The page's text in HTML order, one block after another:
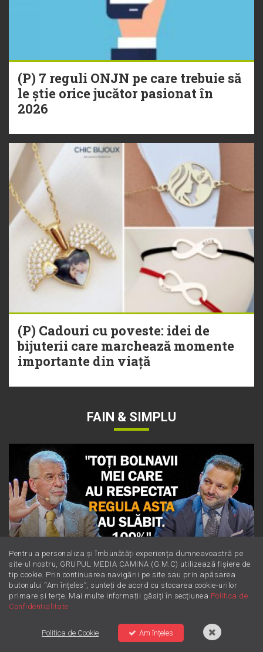
(P) 7 reguli ONJN pe care trebuie să
le știe orice jucător pasionat în
2026
(P) Cadouri cu poveste: idei de
bijuterii care marchează momente
importante din viață
FAIN & SIMPLU
Dieta Cerin: cum să slăbești sănătos
Pentru a personaliza și îmbunătăți experiența dumneavoastră pe
site-ul nostru, GRUPUL MEDIA CAMINA (G.M.C) utilizează fișiere de
tip cookie. Prin continuarea navigării pe site sau prin apăsarea
butonului “Am înțeles”, sunteți de acord cu stocarea cookie-urilor
primare și terțe. Mai multe informații găsiți în secțiunea Politica de
Confidentialitate
Politica de Cookie Am înțeles